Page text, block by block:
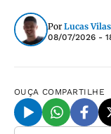
Por Lucas
08/07/2026 -
OUÇA COMPARTILHE